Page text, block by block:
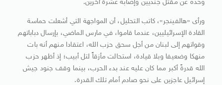
وحده عن مقتل جنديين وإصابة عشرة آخرين.
ورأى «هالفينجر»، كاتب التحليل، أن المواجهة التي أشعلت حماسة
القادة الإسرائيليين، عندما قاموا، في مارس الماضي، بإرسال دباباتهم
وقواتهم إلى لبنان من أجل سحق حزب الله، اعتقادا منهم أنه بات
منهكا وضعيفا وبلا قيادة، استحالت مأزقاً لتل أبيب؛ إذ أظهر حزب
الله قدرةً أكبر مما كان عليه عند بدء الحرب، بينما وقف جنود جيش
إسرائيل عاجزين على نحو صادم أمام تلك القدرة.